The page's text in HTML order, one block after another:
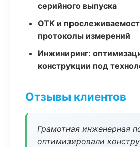
серийного выпуска
ОТК и
протоколы измерений
Инжиниринг:
конструкции под
Отзывы клиентов
Грамотная инженерная
оптимизировали